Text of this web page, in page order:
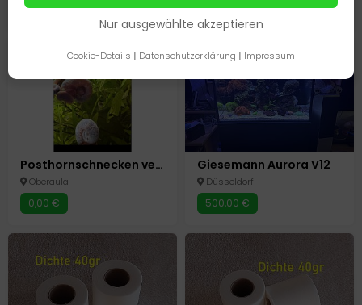
Nur ausgewählte akzeptieren
Cookie-Details | Datenschutzerklärung | Impressum
1,50 € 1,00 €
Posthornschnecken versch. Gößen und Farben
Oberaula
0,00 €
Giesemann Aurora V12
Düsseldorf
500,00 €